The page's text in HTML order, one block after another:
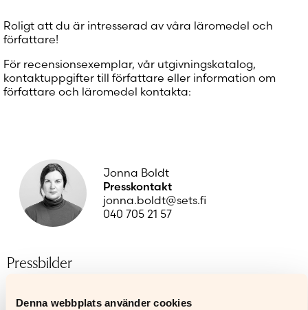
Denna webbplats använder cookies
Roligt att du är intresserad av våra läromedel och
författare!
För recensionsexemplar, vår utgivningskatalog,
kontaktuppgifter till författare eller information om
författare och läromedel kontakta:
Jonna Boldt
Presskontakt
jonna.boldt@sets.fi
040 705 21 57
Pressbilder